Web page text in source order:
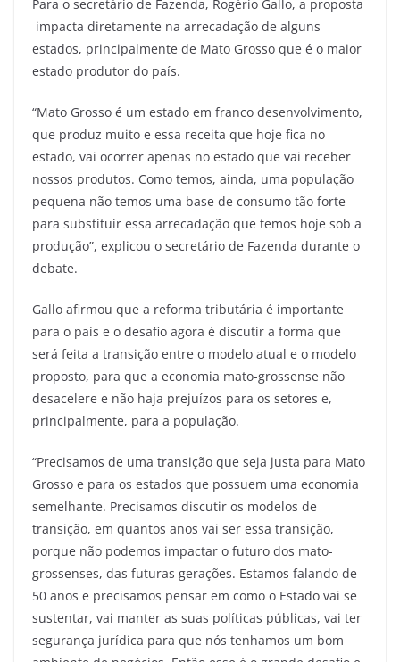
Para o secretário de Fazenda, Rogério Gallo, a proposta
impacta diretamente na arrecadação de alguns
estados, principalmente de Mato Grosso que é o maior
estado produtor do país.
“Mato Grosso é um estado em franco desenvolvimento,
que produz muito e essa receita que hoje fica no
estado, vai ocorrer apenas no estado que vai receber
nossos produtos. Como temos, ainda, uma população
pequena não temos uma base de consumo tão forte
para substituir essa arrecadação que temos hoje sob a
produção”, explicou o secretário de Fazenda durante o
debate.
Gallo afirmou que a reforma tributária é importante
para o país e o desafio agora é discutir a forma que
será feita a transição entre o modelo atual e o modelo
proposto, para que a economia mato-grossense não
desacelere e não haja prejuízos para os setores e,
principalmente, para a população.
“Precisamos de uma transição que seja justa para Mato
Grosso e para os estados que possuem uma economia
semelhante. Precisamos discutir os modelos de
transição, em quantos anos vai ser essa transição,
porque não podemos impactar o futuro dos mato-
grossenses, das futuras gerações. Estamos falando de
50 anos e precisamos pensar em como o Estado vai se
sustentar, vai manter as suas políticas públicas, vai ter
segurança jurídica para que nós tenhamos um bom